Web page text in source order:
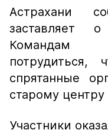
Астрахани
заставляет
Командам
потрудиться,
спрятанные
старому центру
Участники